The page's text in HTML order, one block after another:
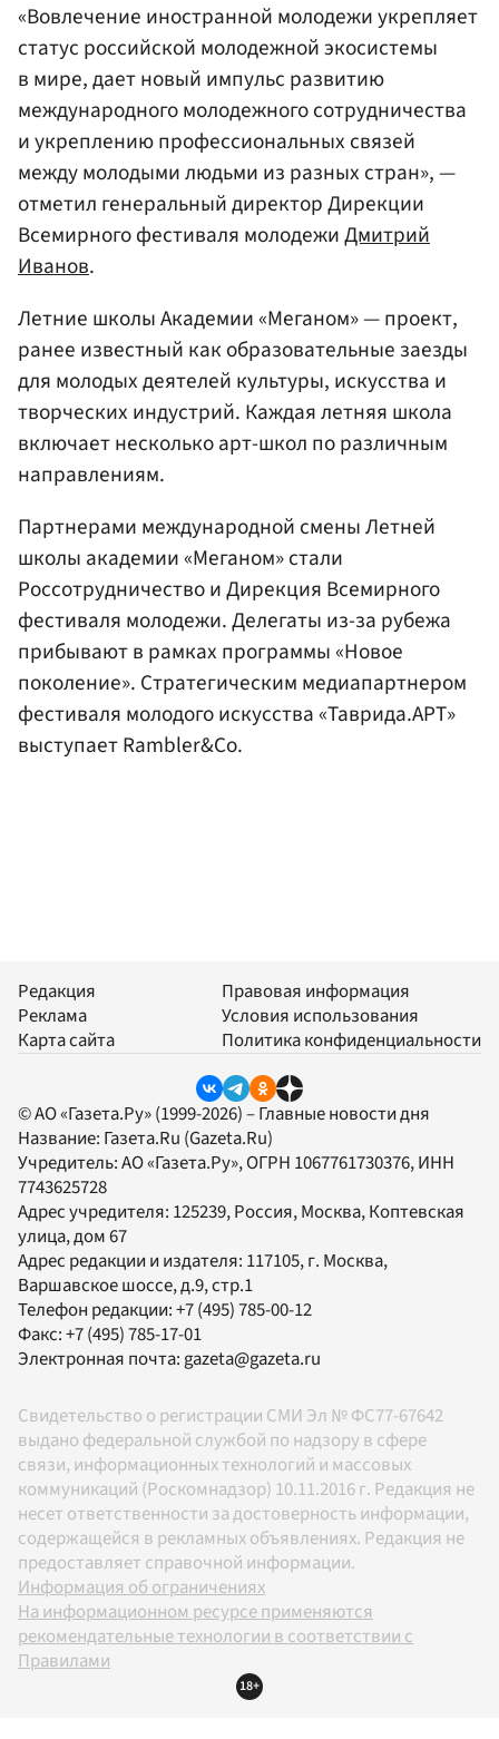
«Вовлечение иностранной молодежи укрепляет
статус российской молодежной экосистемы
в мире, дает новый импульс развитию
международного молодежного сотрудничества
и укреплению профессиональных связей
между молодыми людьми из разных стран», —
отметил генеральный директор Дирекции
Всемирного фестиваля молодежиДмитрий
Иванов.
Летние школы Академии «Меганом» — проект,
ранее известный как образовательные заезды
для молодых деятелей культуры, искусства и
творческих индустрий. Каждая летняя школа
включает несколько арт-школ по различным
направлениям.
Партнерами международной смены Летней
школы академии «Меганом» стали
Россотрудничество и Дирекция Всемирного
фестиваля молодежи. Делегаты из-за рубежа
прибывают в рамках программы «Новое
поколение». Cтратегическим медиапартнером
фестиваля молодого искусства «Таврида.АРТ»
выступает Rambler&Co.
Редакция
Реклама
Карта сайта
Правовая информация
Условия использования
Политика конфиденциальности
© АО «Газета.Ру» (1999-2026) – Главные новости дня
Название: Газета.Ru (Gazeta.Ru)
Учредитель:АО «Газета.Ру», ОГРН 1067761730376, ИНН
7743625728
Адрес учредителя: 125239, Россия, Москва, Коптевская
улица, дом 67
Адрес редакции и издателя: 117105, г. Москва,
Варшавское шоссе, д.9, стр.1
Телефон редакции:+7 (495) 785-00-12
Факс:+7 (495) 785-17-01
Электронная почта: gazeta@gazeta.ru
Свидетельство о регистрации СМИ Эл № ФС77-67642
выдано федеральной службой по надзору в сфере
связи, информационных технологий и массовых
коммуникаций (Роскомнадзор) 10.11.2016 г. Редакция не
несет ответственности за достоверность информации,
содержащейся в рекламных объявлениях. Редакция не
предоставляет справочной информации.
Информация об ограничениях
На информационном ресурсе применяются
рекомендательные технологии в соответствии с
Правилами
18+